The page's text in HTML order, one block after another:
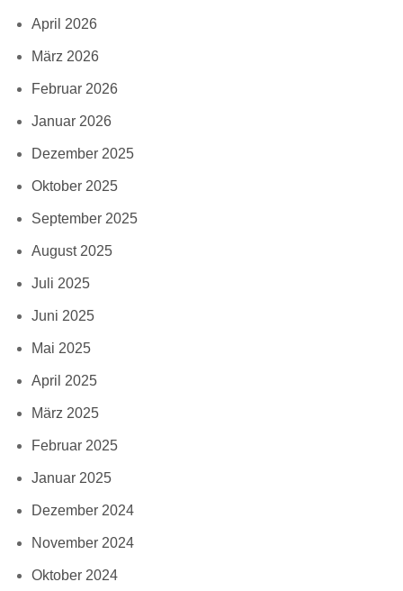
April 2026
März 2026
Februar 2026
Januar 2026
Dezember 2025
Oktober 2025
September 2025
August 2025
Juli 2025
Juni 2025
Mai 2025
April 2025
März 2025
Februar 2025
Januar 2025
Dezember 2024
November 2024
Oktober 2024